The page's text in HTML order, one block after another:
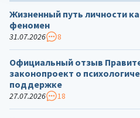
Жизненный путь личности
феномен
31.07.2026 8
Официальный отзыв
законопроект о
поддержке
27.07.2026 18